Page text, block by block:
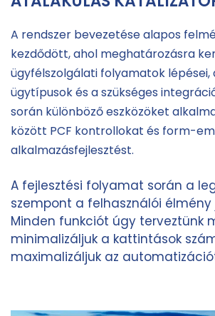
A rendszer bevezetése alapos
kezdődött, ahol meghatározásra
ügyfélszolgálati folyamatok lépései,
ügytípusok és a szükséges
során különböző eszközöket
között PCF kontrollokat és form-
alkalmazásfejlesztést.
A fejlesztési folyamat során a
szempont a felhasználói
Minden funkciót úgy terveztünk
minimalizáljuk a kattintások
maximalizáljuk az